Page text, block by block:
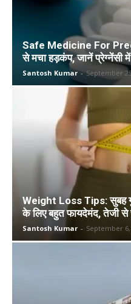
Safe Medicine For
से मचा हड़कंप, जानें प्रेग्नेंसी में
Santosh Kumar - September
Weight Loss Tips: सुबह
के लिए बहुत फायदेमंद, तेजी से
Santosh Kumar - September 6,